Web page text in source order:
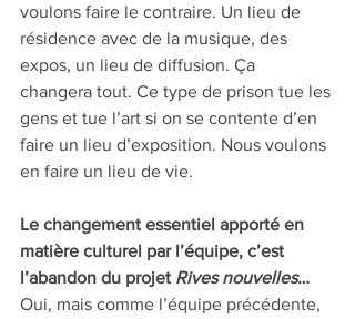
voulons faire le contraire. Un lieu de
résidence avec de la musique, des
expos, un lieu de diffusion. Ça
changera tout. Ce type de prison tue les
gens et tue l’art si on se contente d’en
faire un lieu d’exposition. Nous voulons
en faire un lieu de vie.
Le changement essentiel apporté en
matière culturel par l’équipe, c’est
l’abandon du projet Rives nouvelles…
Oui, mais comme l’équipe précédente,